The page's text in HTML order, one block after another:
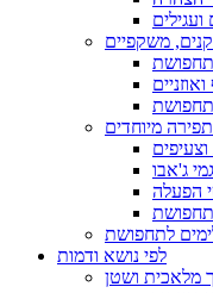
משקפיים
מיוחדים
ג'אבו
הפעלה
לתחפושת
לפי נושא ודמות
מלאכית ושטן